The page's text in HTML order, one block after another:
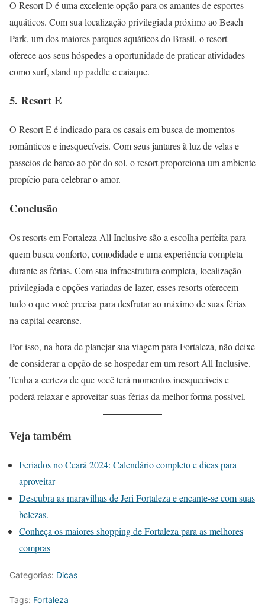
O Resort D é uma excelente opção para os amantes de esportes
aquáticos. Com sua localização privilegiada próximo ao Beach
Park, um dos maiores parques aquáticos do Brasil, o resort
oferece aos seus hóspedes a oportunidade de praticar atividades
como surf, stand up paddle e caiaque.
5. Resort E
O Resort E é indicado para os casais em busca de momentos
românticos e inesquecíveis. Com seus jantares à luz de velas e
passeios de barco ao pôr do sol, o resort proporciona um ambiente
propício para celebrar o amor.
Conclusão
Os resorts em Fortaleza All Inclusive são a escolha perfeita para
quem busca conforto, comodidade e uma experiência completa
durante as férias. Com sua infraestrutura completa, localização
privilegiada e opções variadas de lazer, esses resorts oferecem
tudo o que você precisa para desfrutar ao máximo de suas férias
na capital cearense.
Por isso, na hora de planejar sua viagem para Fortaleza, não deixe
de considerar a opção de se hospedar em um resort All Inclusive.
Tenha a certeza de que você terá momentos inesquecíveis e
poderá relaxar e aproveitar suas férias da melhor forma possível.
Veja também
Feriados no Ceará 2024: Calendário completo e dicas para
aproveitar
Descubra as maravilhas de Jeri Fortaleza e encante-se com suas
belezas.
Conheça os maiores shopping de Fortaleza para as melhores
compras
Categorias: Dicas
Tags: Fortaleza